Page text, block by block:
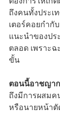
ถึงคนทั้งประเ
เตอร์คอยกำกั
แนะนำของปร
ตลอด เพราะ
ขั้น
ตอนนี้อาชญาก
ถึงมีการผสม
หรือนายหน้าตั